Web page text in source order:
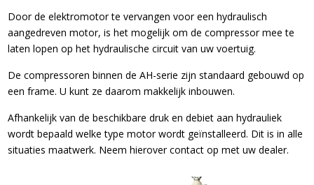
Door de elektromotor te vervangen voor een hydraulisch
aangedreven motor, is het mogelijk om de compressor mee te
laten lopen op het hydraulische circuit van uw voertuig.
De compressoren binnen de AH-serie zijn standaard gebouwd op
een frame. U kunt ze daarom makkelijk inbouwen.
Afhankelijk van de beschikbare druk en debiet aan hydrauliek
wordt bepaald welke type motor wordt geïnstalleerd. Dit is in alle
situaties maatwerk. Neem hierover contact op met uw dealer.